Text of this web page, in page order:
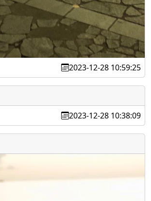
2023-12-28 10:59:25
2023-12-28 10:38:09